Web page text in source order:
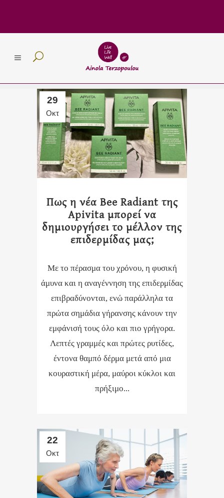
29
Οκτ
Πως η νέα Bee Radiant της
Apivita μπορεί να
δημιουργήσει το μέλλον της
επιδερμίδας μας;
Με το πέρασμα του χρόνου, η φυσική
άμυνα και η αναγέννηση της επιδερμίδας
επιβραδύνονται, ενώ παράλληλα τα
πρώτα σημάδια γήρανσης κάνουν την
εμφάνισή τους όλο και πιο γρήγορα.
Λεπτές γραμμές και πρώτες ρυτίδες,
έντονα θαμπό δέρμα μετά από μια
κουραστική μέρα, μαύροι κύκλοι και
πρήξιμο...
22
Οκτ